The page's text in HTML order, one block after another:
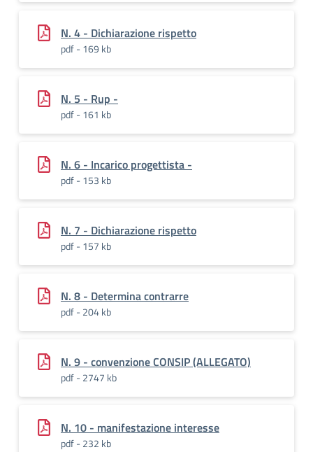
N. 4 - Dichiarazione rispetto
pdf - 169 kb
N. 5 - Rup -
pdf - 161 kb
N. 6 - Incarico progettista -
pdf - 153 kb
N. 7 - Dichiarazione rispetto
pdf - 157 kb
N. 8 - Determina contrarre
pdf - 204 kb
N. 9 - convenzione CONSIP (ALLEGATO)
pdf - 2747 kb
N. 10 - manifestazione interesse
pdf - 232 kb